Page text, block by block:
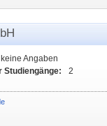
keine Angaben
Studiengänge:
2